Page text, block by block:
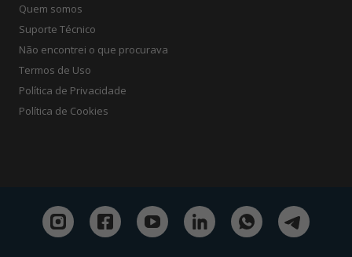
Quem somos
Suporte Técnico
Não encontrei o que procurava
Termos de Uso
Política de Privacidade
Política de Cookies